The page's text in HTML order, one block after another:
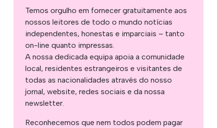
Temos orgulho em fornecer gratuitamente aos
nossos leitores de todo o mundo notícias
independentes, honestas e imparciais – tanto
on-line quanto impressas.
A nossa dedicada equipa apoia a comunidade
local, residentes estrangeiros e visitantes de
todas as nacionalidades através do nosso
jornal, website, redes sociais e da nossa
newsletter.
Reconhecemos que nem todos podem pagar